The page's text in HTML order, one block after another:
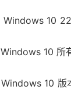
Windows 10
10
Windows 10